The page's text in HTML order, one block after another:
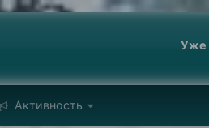
Уже
Активность